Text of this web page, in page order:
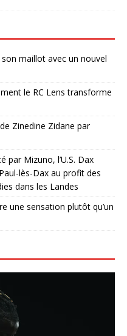
maillot avec un nouvel
le RC Lens transforme
Zinedine Zidane par
par Mizuno, l’U.S. Dax
lès-Dax au profit des
dans les Landes
une sensation plutôt qu’un